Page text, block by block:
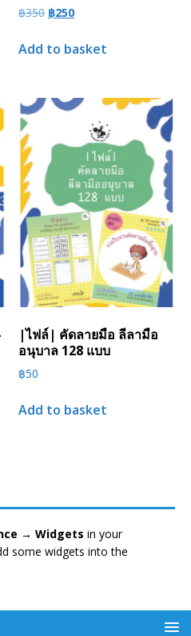
฿350 ฿250
Add to basket
|ไฟล์| คัดลายมือ ลีลามือ
อนุบาล 128 แบบ
฿50
Add to basket
→ Widgets in your
some widgets into the